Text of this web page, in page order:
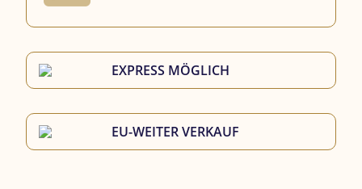
EXPRESS MÖGLICH
EU-WEITER VERKAUF